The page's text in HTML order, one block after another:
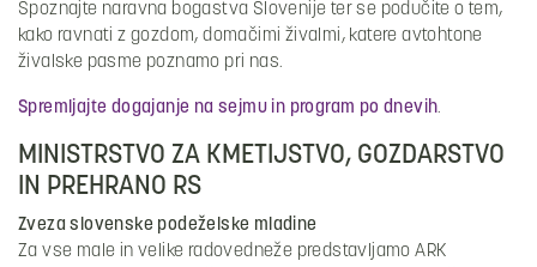
Spoznajte naravna bogastva Slovenije ter se podučite o tem,
kako ravnati z gozdom, domačimi živalmi, katere avtohtone
živalske pasme poznamo pri nas.
Spremljajte dogajanje na sejmu in program po dnevih.
MINISTRSTVO ZA KMETIJSTVO, GOZDARSTVO
IN PREHRANO RS
Zveza slovenske podeželske mladine
Za vse male in velike radovedneže predstavljamo ARK